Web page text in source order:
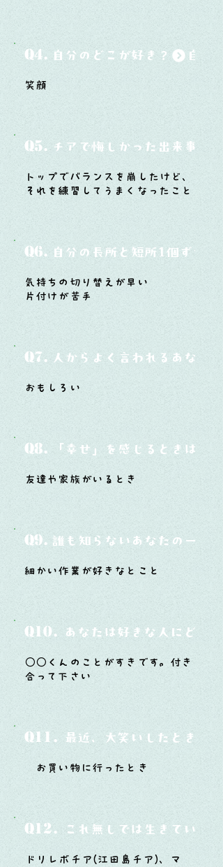
Q4. 自分のどこが好き？
笑顔
Q5. チアで悔しかった出来事と
トップでバランスを崩したけど、
それを練習してうまくなったこと
Q6. 自分の長所と短所1個ずつ
気持ちの切り替えが早い
片付けが苦手
Q7. 人からよく言われるあなたの
おもしろい
Q8. 「幸せ」を感じるときはどん
友達や家族がいるとき
Q9. 誰も知らないあなたの一面は
細かい作業が好きなとこと
Q10. あなたは好きな人にどう
○○くんのことがすきです。付き
合って下さい
Q11. 最近、大笑いしたときはど
お買い物に行ったとき
Q12. これ無しでは生きていけ
ドリレボチア(江田島チア)、マ